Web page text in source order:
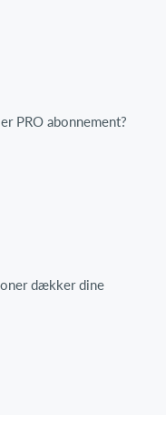
PRO abonnement?
dækker dine